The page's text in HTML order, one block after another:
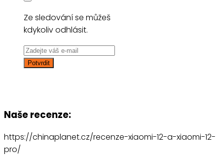
Ze sledování se můžeš
kdykoliv odhlásit.
Naše recenze:
https://chinaplanet.cz/recenze-xiaomi-12-a-xiaomi-12-
pro/